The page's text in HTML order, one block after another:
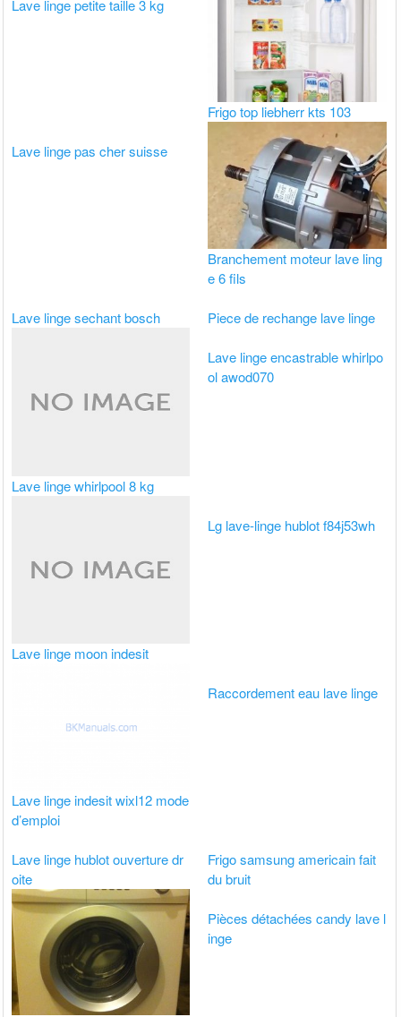
Lave linge petite taille 3 kg
Frigo top liebherr kts 103
Lave linge pas cher suisse
Branchement moteur lave ling
e 6 fils
Lave linge sechant bosch Piece de rechange lave linge
Lave linge whirlpool 8 kg
Lave linge encastrable whirlpo
ol awod070
Lave linge moon indesit
Lg lave-linge hublot f84j53wh
Lave linge indesit wixl12 mode
d’emploi
Raccordement eau lave linge
Lave linge hublot ouverture dr
oite
Frigo samsung americain fait
du bruit
Pièces détachées candy lave l
inge